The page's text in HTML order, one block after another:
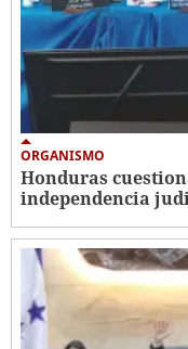
ORGANISMO
Honduras
independencia